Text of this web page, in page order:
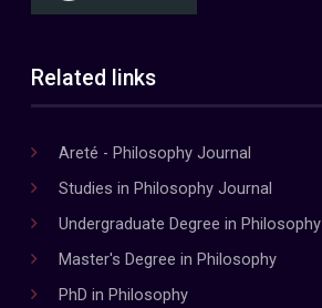
Related links
Areté - Philosophy Journal
Studies in Philosophy Journal
Undergraduate Degree in Philosophy
Master's Degree in Philosophy
PhD in Philosophy